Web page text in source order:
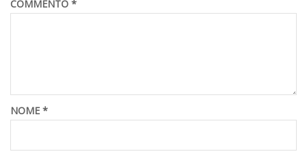
COMMENTO *
NOME *